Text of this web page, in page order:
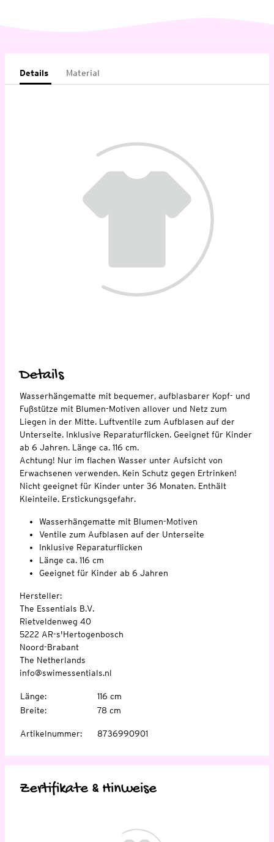
Details Material
Details
Wasserhängematte mit bequemer, aufblasbarer Kopf- und
Fußstütze mit Blumen-Motiven allover und Netz zum
Liegen in der Mitte. Luftventile zum Aufblasen auf der
Unterseite. Inklusive Reparaturflicken. Geeignet für Kinder
ab 6 Jahren. Länge ca. 116 cm.
Achtung! Nur im flachen Wasser unter Aufsicht von
Erwachsenen verwenden. Kein Schutz gegen Ertrinken!
Nicht geeignet für Kinder unter 36 Monaten. Enthält
Kleinteile. Erstickungsgefahr.
Wasserhängematte mit Blumen-Motiven
Ventile zum Aufblasen auf der Unterseite
Inklusive Reparaturflicken
Länge ca. 116 cm
Geeignet für Kinder ab 6 Jahren
Hersteller:
The Essentials B.V.
Rietveldenweg 40
5222 AR-s'Hertogenbosch
Noord-Brabant
The Netherlands
info@swimessentials.nl
Länge:
116 cm
Breite: 78 cm
Artikelnummer: 8736990901
Zertifikate & Hinweise